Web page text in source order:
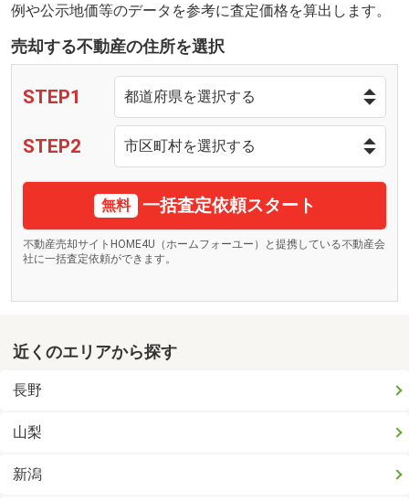
例や公示地価等のデータを参考に査定価格を算出します。
売却する不動産の住所を選択
STEP1
STEP2
無料 一括査定依頼スタート
不動産売却サイトHOME4U（ホームフォーユー）と提携している不動産会
社に一括査定依頼ができます。
近くのエリアから探す
長野
山梨
新潟